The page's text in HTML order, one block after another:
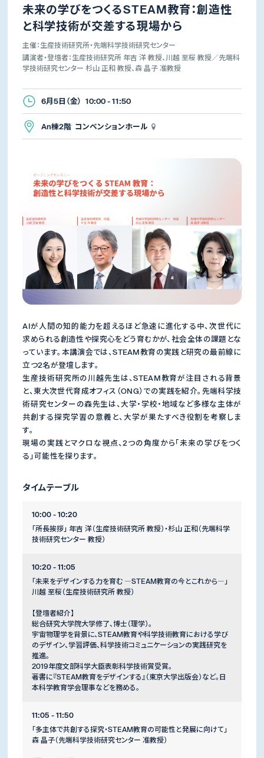
未来の学びをつくるSTEAM教育：創造性
と科学技術が交差する現場から
主催：生産技術研究所・先端科学技術研究センター
講演者・登壇者：生産技術研究所 年吉 洋 教授、川越 至桜 教授／先端科
学技術研究センター 杉山 正和 教授、森 晶子 准教授
6月5日（金） 10:00 - 11:50
An棟2階 コンベンションホール
AIが人間の知的能力を超えるほど急速に進化する中、次世代に
求められる創造性や探究心をどう育むかが、社会全体の課題とな
っています。本講演会では、STEAM教育の実践と研究の最前線に
立つ2名が登壇します。
生産技術研究所の川越先生は、STEAM教育が注目される背景
と、東大次世代育成オフィス（ONG）での実践を紹介。先端科学技
術研究センターの森先生は、大学・学校・地域など多様な主体が
共創する探究学習の意義と、大学が果たすべき役割を考察しま
す。
現場の実践とマクロな視点、2つの角度から「未来の学びをつく
る」可能性を探ります。
タイムテーブル
10:00 - 10:20
「所長挨拶」 年吉 洋（生産技術研究所 教授）・杉山 正和（先端科学
技術研究センター 教授）
10:20 - 11:05
「未来をデザインする力を育む ―STEAM教育の今とこれから―」
川越 至桜（生産技術研究所 教授）
【登壇者紹介】
総合研究大学院大学修了、博士（理学）。
宇宙物理学を背景に、STEAM教育や科学技術教育における学び
のデザイン、学習評価、科学技術コミュニケーションの実践研究を
推進。
2019年度文部科学大臣表彰科学技術賞受賞。
著書に『STEAM教育をデザインする』（東京大学出版会）など。日
本科学教育学会理事などを務める。
11:05 - 11:50
「多主体で共創する探究・STEAM教育の可能性と発展に向けて」
森 晶子（先端科学技術研究センター 准教授）